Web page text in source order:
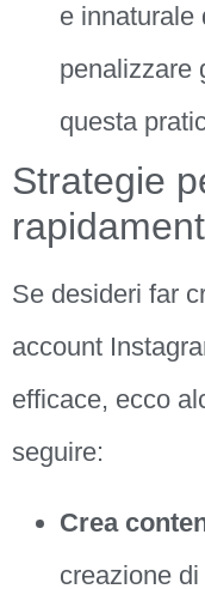
e innaturale
penalizzare
questa
Strategie
Se desideri far
account
efficace, ecco
seguire:
Crea
creazione